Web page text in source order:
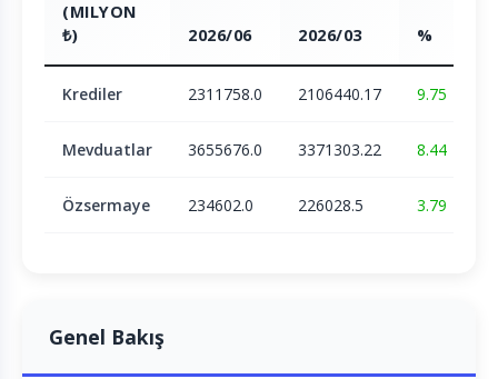
(MILYON
₺)
2026/06 2026/03 %
Krediler 2311758.0 2106440.17 9.75
Mevduatlar 3655676.0 3371303.22 8.44
Özsermaye 234602.0 226028.5 3.79
Genel Bakış